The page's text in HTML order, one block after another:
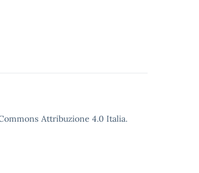
Attribuzione 4.0 Italia.